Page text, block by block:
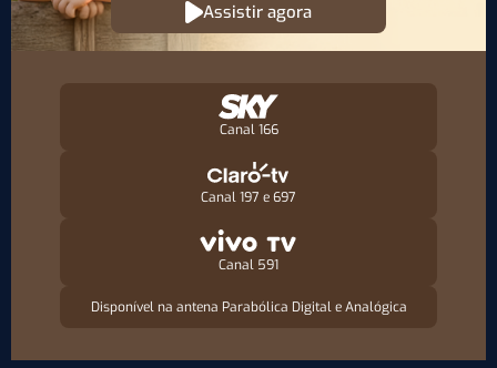
Assistir agora
Canal 166
Canal 197 e 697
Canal 591
Disponível na antena Parabólica Digital e Analógica